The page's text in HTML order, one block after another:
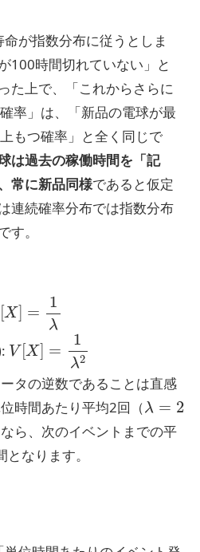
が指数分布に従うとしま
100時間切れていない」と
た上で、「これからさらに
率」は、「新品の電球が最
もつ確率」と全く同じで
は過去の稼働時間を「記
常に新品同様であると仮定
連続確率分布では指数分布
す。
X]=
:
V[X]= 2
タの逆数であることは直感
時間あたり平均2回（
λ=2
ら、次のイベントまでの平
なります。